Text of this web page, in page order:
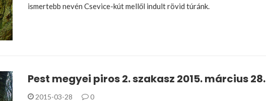
ismertebb nevén Csevice-kút mellől indult rövid túránk.
Pest megyei piros 2. szakasz 2015. március 28.
2015-03-28 0